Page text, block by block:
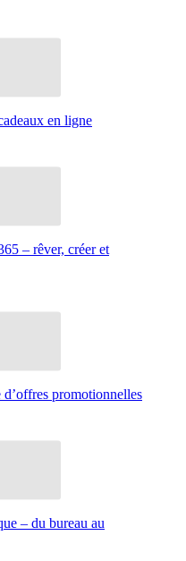
en ligne
– rêver, créer et
promotionnelles
– du bureau au